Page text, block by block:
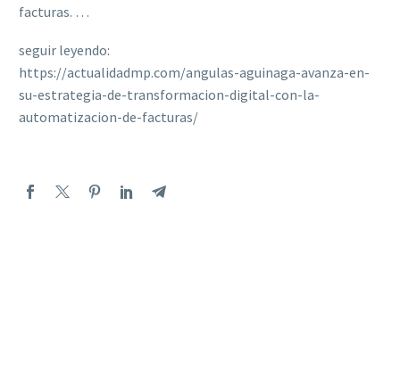
facturas. …
seguir leyendo:
https://actualidadmp.com/angulas-aguinaga-avanza-en-
su-estrategia-de-transformacion-digital-con-la-
automatizacion-de-facturas/